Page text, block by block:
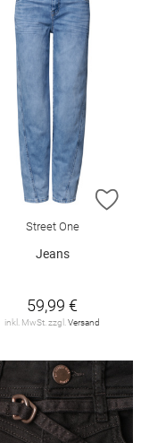
HINZUFÜGEN
ZUR
Street One
Jeans
59,99 €
inkl. MwSt. zzgl. Versand